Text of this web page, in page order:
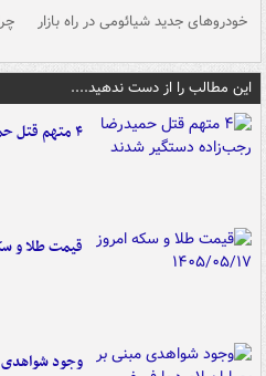
خودروهای جدید شیائومی در راه بازار
این مطالب را از دست ندهید....
۴ متهم قتل حمیدرضا رجب‌زاده دستگیر شدند
قیمت طلا و سکه
وجود شواهدی